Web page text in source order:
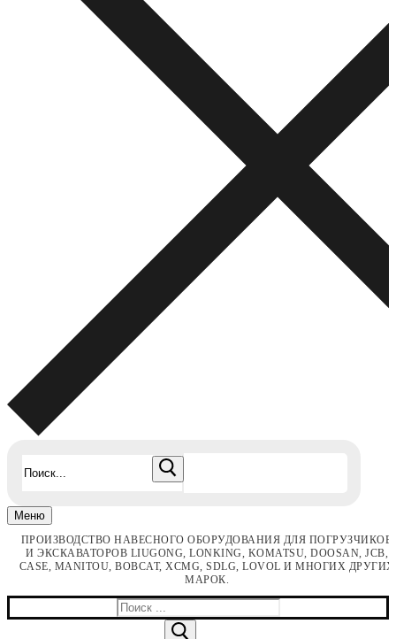
Меню
ПРОИЗВОДСТВО НАВЕСНОГО ОБОРУДОВАНИЯ ДЛЯ ПОГРУЗЧИКОВ
И ЭКСКАВАТОРОВ LIUGONG, LONKING, KOMATSU, DOOSAN, JCB,
CASE, MANITOU, BOBCAT, XCMG, SDLG, LOVOL И МНОГИХ ДРУГИХ
МАРОК.
Найти: